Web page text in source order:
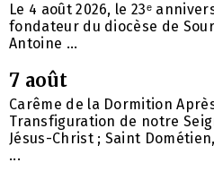
Le 4 août 2026, le 23ᵉ
fondateur du diocèse de
Antoine ...
7 août
Carême de la Dormition
Transfiguration de notre
Jésus-Christ ; Saint
...